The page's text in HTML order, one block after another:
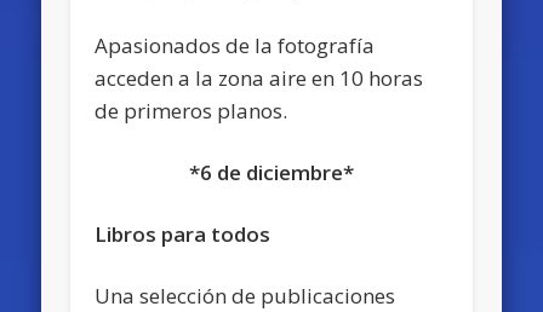
Apasionados de la fotografía
acceden a la zona aire en 10 horas
de primeros planos.
*6 de diciembre*
Libros para todos
Una selección de publicaciones